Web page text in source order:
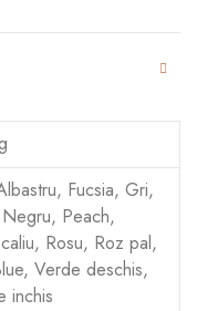
Fucsia, Gri,
Peach,
Rosu, Roz pal,
Verde deschis,
inchis